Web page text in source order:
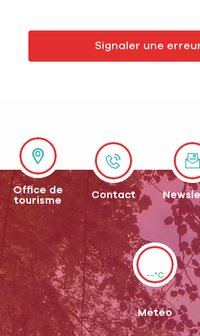
Signaler une
Office de
tourisme
Contact
--°C
Météo